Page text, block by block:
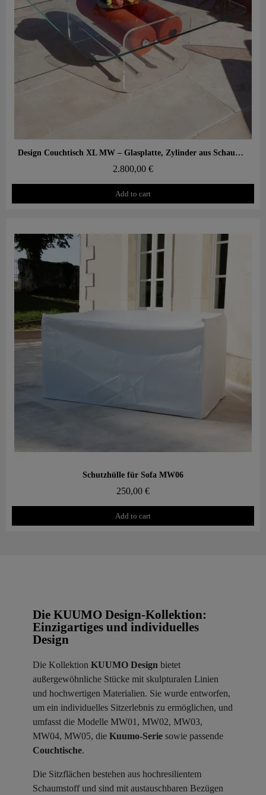
Aperçu rapide Design Couchtisch XL MW – Glasplatte, Zylinder aus Schaumstoff mit Wabenstruktur
2.800,00 €
Add to cart
Aperçu rapide
Schutzhülle für Sofa MW06
250,00 €
Add to cart
Die KUUMO Design-Kollektion:
Einzigartiges und individuelles
Design
Die Kollektion KUUMO Design bietet
außergewöhnliche Stücke mit skulpturalen Linien
und hochwertigen Materialien. Sie wurde entworfen,
um ein individuelles Sitzerlebnis zu ermöglichen, und
umfasst die Modelle MW01, MW02, MW03,
MW04, MW05, die Kuumo-Serie sowie passende
Couchtische.
Die Sitzflächen bestehen aus hochresilientem
Schaumstoff und sind mit austauschbaren Bezügen